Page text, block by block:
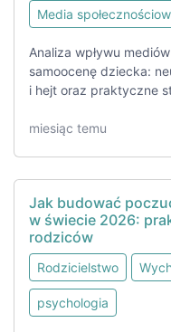
Media
Analiza wpływu
samoocenę dziecka:
i hejt oraz praktyczne
miesiąc temu
Jak budować
w świecie 2026:
rodziców
Rodzicielstwo
psychologia